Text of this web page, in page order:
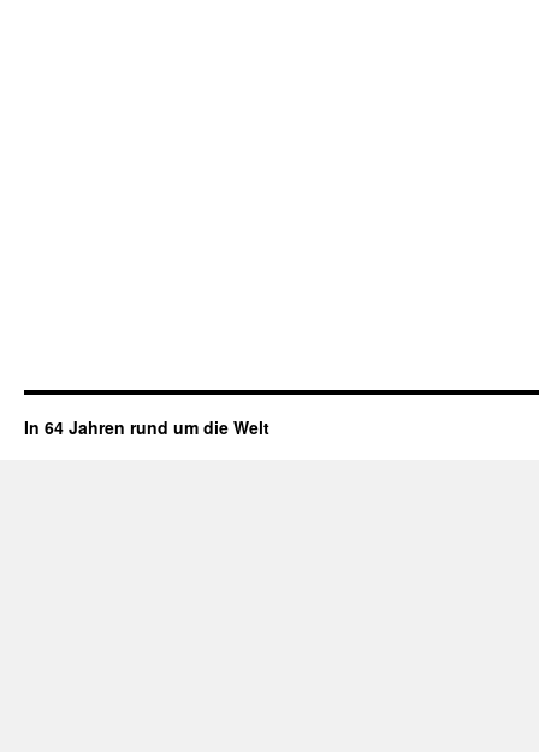
In 64 Jahren rund um die Welt